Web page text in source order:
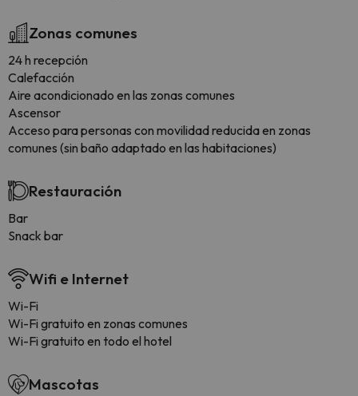
Zonas comunes
24 h recepción
Calefacción
Aire acondicionado en las zonas comunes
Ascensor
Acceso para personas con movilidad reducida en zonas
comunes (sin baño adaptado en las habitaciones)
Restauración
Bar
Snack bar
Wifi e Internet
Wi-Fi
Wi-Fi gratuito en zonas comunes
Wi-Fi gratuito en todo el hotel
Mascotas